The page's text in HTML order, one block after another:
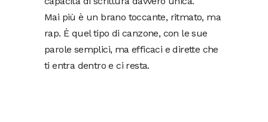
Mai più è un brano toccante, ritmato, ma
rap. È quel tipo di canzone, con le sue
parole semplici, ma efficaci e dirette che
ti entra dentro e ci resta.